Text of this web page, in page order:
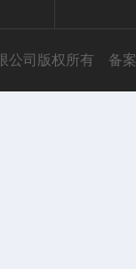
公司版权所有 备